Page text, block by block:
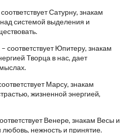
Сатурну, знакам
системой выделения и
соответствует Юпитеру, знакам
Творца в нас, дает
Марсу, знакам
жизненной энергией,
Венере, знакам Весы и
любовь, нежность и принятие.